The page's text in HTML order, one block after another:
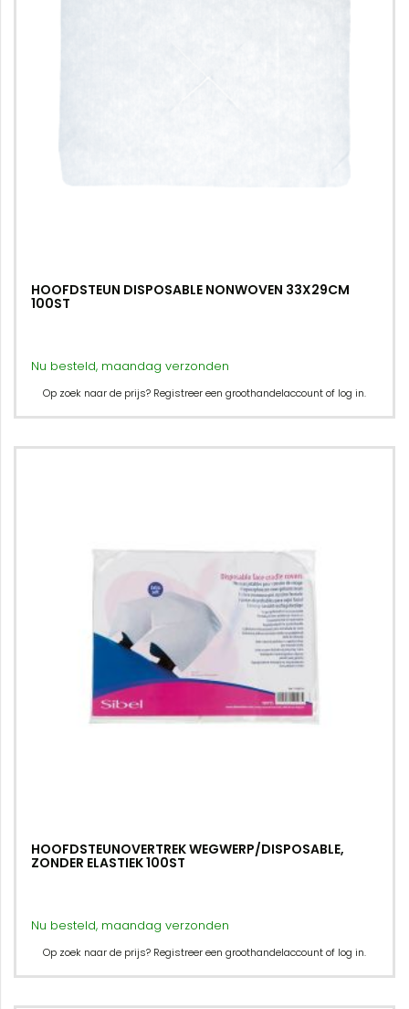
HOOFDSTEUN DISPOSABLE NONWOVEN 33X29CM
100ST
Nu besteld, maandag verzonden
Op zoek naar de prijs? Registreer een groothandelaccount of log in.
HOOFDSTEUNOVERTREK WEGWERP/DISPOSABLE,
ZONDER ELASTIEK 100ST
Nu besteld, maandag verzonden
Op zoek naar de prijs? Registreer een groothandelaccount of log in.